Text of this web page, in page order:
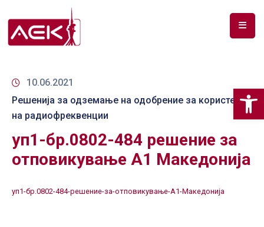
ЗА
ДОКУМЕНТИ
РФ
СПЕКТАР
ТЕЛЕКОМУНИКАЦИИ
10.06.2021
Решенија за одземање на одобрение за користење
на радиофреквенции
уп1-бр.0802-484 решение за
отповикување А1 Македонија
уп1-бр.0802-484-решение-за-отповикување-А1-Македонија